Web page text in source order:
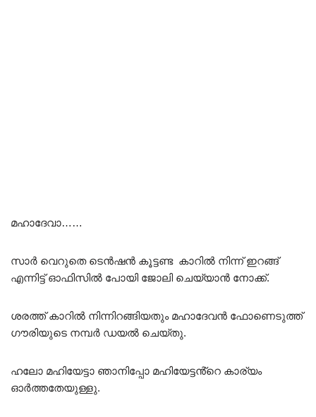
മഹാദേവാ……
സാർ വെറുതെ ടെൻഷൻ കൂട്ടണ്ട കാറിൽ നിന്ന് ഇറങ്ങ്
എന്നിട്ട് ഓഫിസിൽ പോയി ജോലി ചെയ്യാൻ നോക്ക്.
ശരത്ത് കാറിൽ നിന്നിറങ്ങിയതും മഹാദേവൻ ഫോണെടുത്ത്
ഗൗരിയുടെ നമ്പർ ഡയൽ ചെയ്തു.
ഹലോ മഹിയേട്ടാ ഞാനിപ്പോ മഹിയേട്ടൻ്റെ കാര്യം
ഓർത്തതേയുള്ളു.